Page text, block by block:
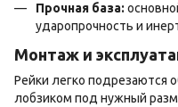
Прочная база:
ударопрочность и
Монтаж и
Рейки легко подрезаются
лобзиком под нужный